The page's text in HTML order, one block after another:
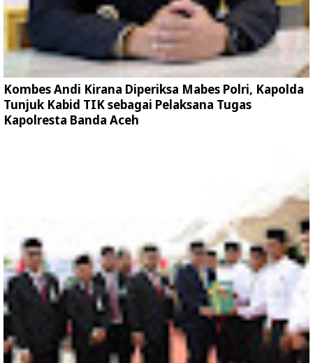
Kombes Andi Kirana Diperiksa Mabes Polri, Kapolda
Tunjuk Kabid TIK sebagai Pelaksana Tugas
Kapolresta Banda Aceh